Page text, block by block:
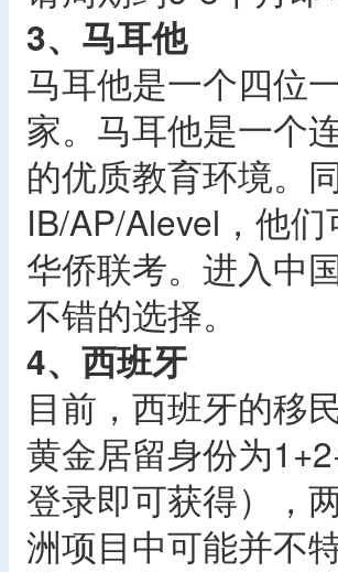
3、马耳他
马耳他是一个四位
家。马耳他是一个
的优质教育环境。
IB/AP/Alevel，他
华侨联考。进入中
不错的选择。
4、西班牙
目前，西班牙的移
黄金居留身份为
登录即可获得），
洲项目中可能并不